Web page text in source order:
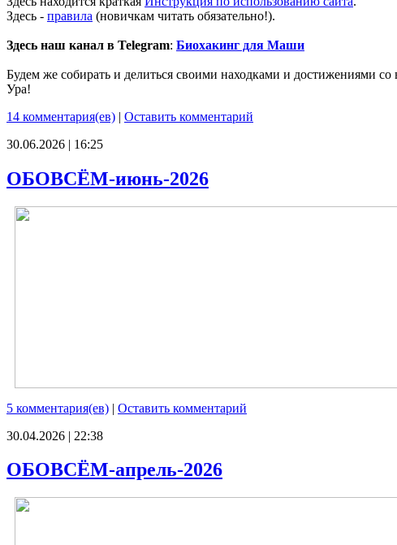
Здесь - правила (новичкам читать обязательно!).
Здесь наш канал в Telegram: Биохакинг для Маши
Будем же собирать и делиться своими находками и достижениями
Ура!
14 комментария(ев) | Оставить комментарий
30.06.2026 | 16:25
ОБОВСЁМ-июнь-2026
5 комментария(ев) | Оставить комментарий
30.04.2026 | 22:38
ОБОВСЁМ-апрель-2026